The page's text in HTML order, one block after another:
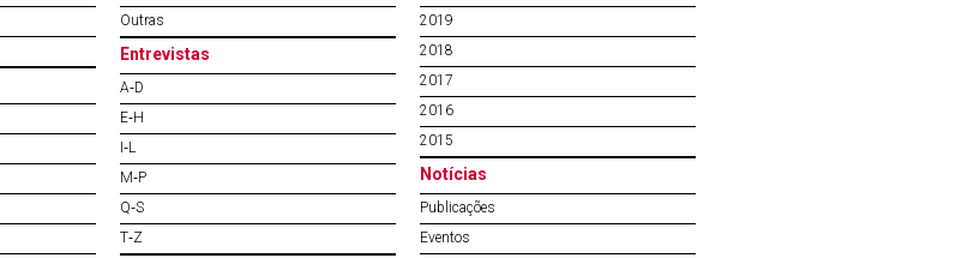
Outras
Entrevistas
A‐D
E‐H
I‐L
M‐P
Q‐S
T‐Z
2019
2018
2017
2016
2015
Notícias
Publicações
Eventos